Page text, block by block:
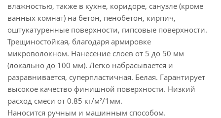
влажностью, также в кухне, коридоре, санузле (кроме
ванных комнат) на бетон, пенобетон, кирпич,
оштукатуренные поверхности, гипсовые поверхности.
Трещиностойкая, благодаря армировке
микроволокном. Нанесение слоев от 5 до 50 мм
(локально до 100 мм). Легко набрасывается и
разравнивается, суперпластичная. Белая. Гарантирует
высокое качество финишной поверхности. Низкий
расход смеси от 0.85 кг/м²/1мм.
Наносится ручным и машинным способом.